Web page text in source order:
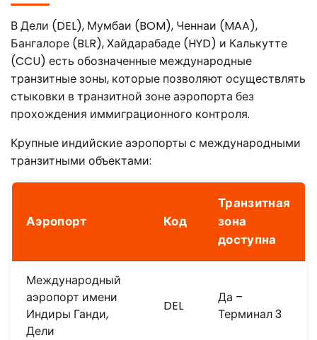
В Дели (DEL), Мумбаи (BOM), Ченнаи (MAA),
Бангалоре (BLR), Хайдарабаде (HYD) и Калькутте
(CCU) есть обозначенные международные
транзитные зоны, которые позволяют осуществлять
стыковки в транзитной зоне аэропорта без
прохождения иммиграционного контроля.
Крупные индийские аэропорты с международными
транзитными объектами:
Аэропорт Код
Транзитная
зона
доступна
Международный
аэропорт имени
Индиры Ганди,
Дели
DEL
Да –
Терминал 3